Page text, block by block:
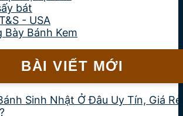
bát
- USA
Bày Bánh Kem
BÀI VIẾT MỚI
Sinh Nhật Ở Đâu Uy Tín, Giá